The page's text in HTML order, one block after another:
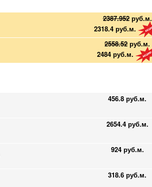
2387.952 руб.м.
2318.4 руб.м.
2558.52 руб.м.
2484 руб.м.
456.8 руб.м.
2654.4 руб.м.
924 руб.м.
318.6 руб.м.